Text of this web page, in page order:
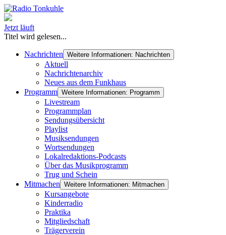
Jetzt läuft
Titel wird gelesen...
Nachrichten Weitere Informationen: Nachrichten
Aktuell
Nachrichtenarchiv
Neues aus dem Funkhaus
Programm Weitere Informationen: Programm
Livestream
Programmplan
Sendungsübersicht
Playlist
Musiksendungen
Wortsendungen
Lokalredaktions-Podcasts
Über das Musikprogramm
Trug und Schein
Mitmachen Weitere Informationen: Mitmachen
Kursangebote
Kinderradio
Praktika
Mitgliedschaft
Trägerverein